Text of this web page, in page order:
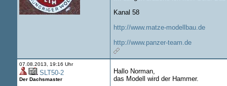
Kanal 58
http://www.matze-modellbau.de
http://www.panzer-team.de
07.08.2013, 19:16 Uhr
SLT50-2
Der Dachsmaster
Hallo Norman,
das Modell wird der Hammer.